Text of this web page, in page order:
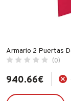
Armario 2 Puertas
(0)
940.66€